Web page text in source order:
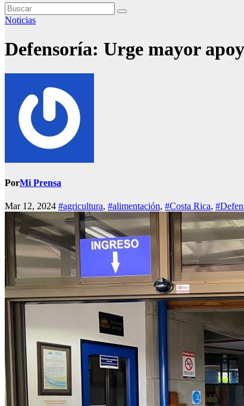
Noticias
Defensoría: Urge mayor
PorMi Prensa
Mar 12, 2024 #agricultura, #alimentación, #Costa Rica,